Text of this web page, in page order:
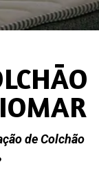
de Colchão